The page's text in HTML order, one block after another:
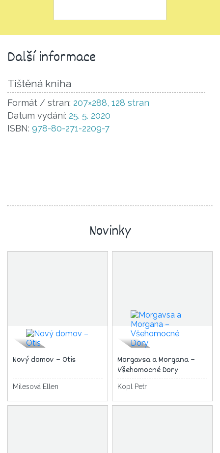
Další informace
Tištěná kniha
Formát / stran: 207×288, 128 stran
Datum vydání: 25. 5. 2020
ISBN: 978-80-271-2209-7
Novinky
Nový domov – Otis
Milesová Ellen
Morgavsa a Morgana –
Všehomocné Dory
Kopl Petr